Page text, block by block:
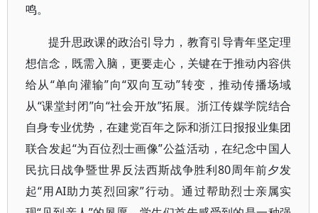
鸣。
提升思政课的政治引导力，教育引导青年坚定理
想信念，既需入脑，更要走心，关键在于推动内容供
给从“单向灌输”向“双向互动”转变，推动传播场域
从“课堂封闭”向“社会开放”拓展。浙江传媒学院结合
自身专业优势，在建党百年之际和浙江日报报业集团
联合发起“为百位烈士画像”公益活动，在纪念中国人
民抗日战争暨世界反法西斯战争胜利80周年前夕发
起“用AI助力英烈回家”行动。通过帮助烈士亲属实